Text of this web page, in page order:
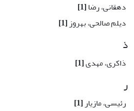
دهقانی، رضا[1]
دیلم صالحی، بهروز[1]
ذ
ذاکری، مهدی[1]
ر
رئیسی، مازیار[1]